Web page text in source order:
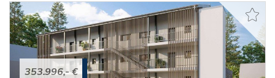
353.996,- €